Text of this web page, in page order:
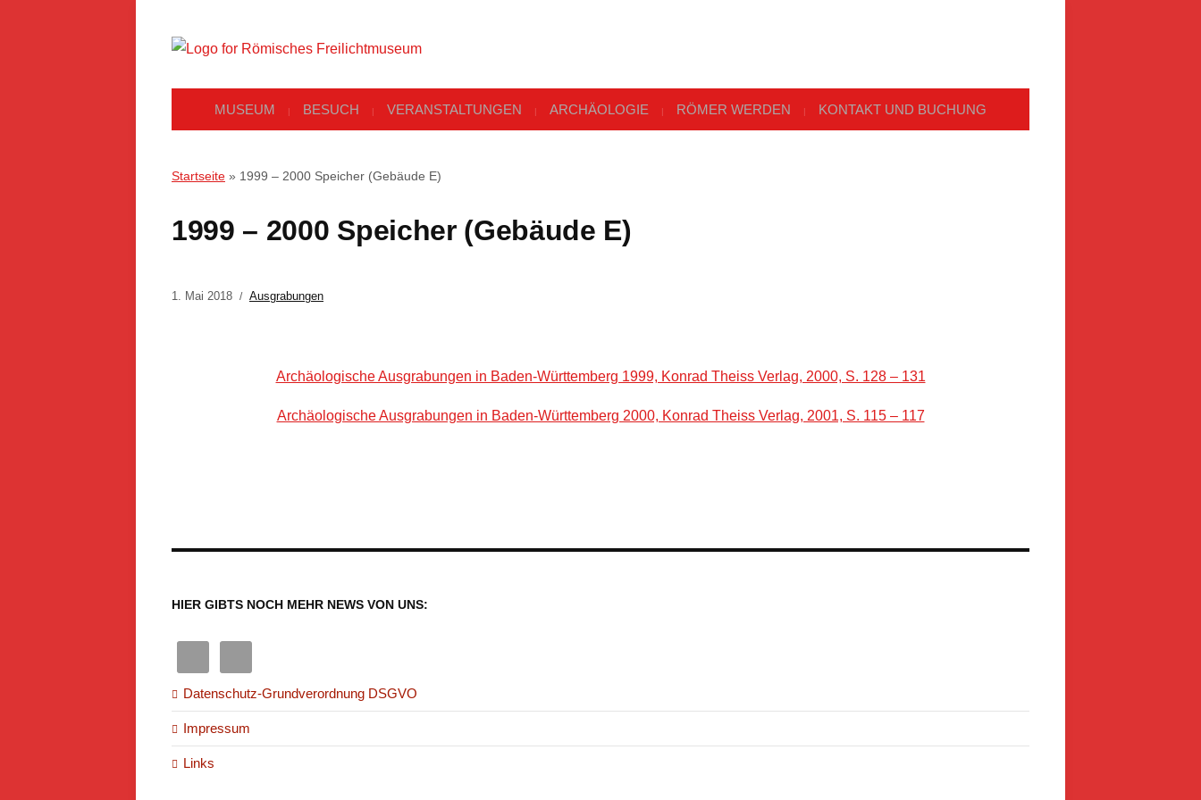
MUSEUM BESUCH VERANSTALTUNGEN ARCHÄOLOGIE RÖMER WERDEN KONTAKT UND BUCHUNG
Startseite » 1999 – 2000 Speicher (Gebäude E)
1999 – 2000 Speicher (Gebäude E)
1. Mai 2018 Ausgrabungen
Archäologische Ausgrabungen in Baden-Württemberg 1999, Konrad Theiss Verlag, 2000, S. 128 – 131
Archäologische Ausgrabungen in Baden-Württemberg 2000, Konrad Theiss Verlag, 2001, S. 115 – 117
HIER GIBTS NOCH MEHR NEWS VON UNS:
Datenschutz-Grundverordnung DSGVO
Impressum
Links